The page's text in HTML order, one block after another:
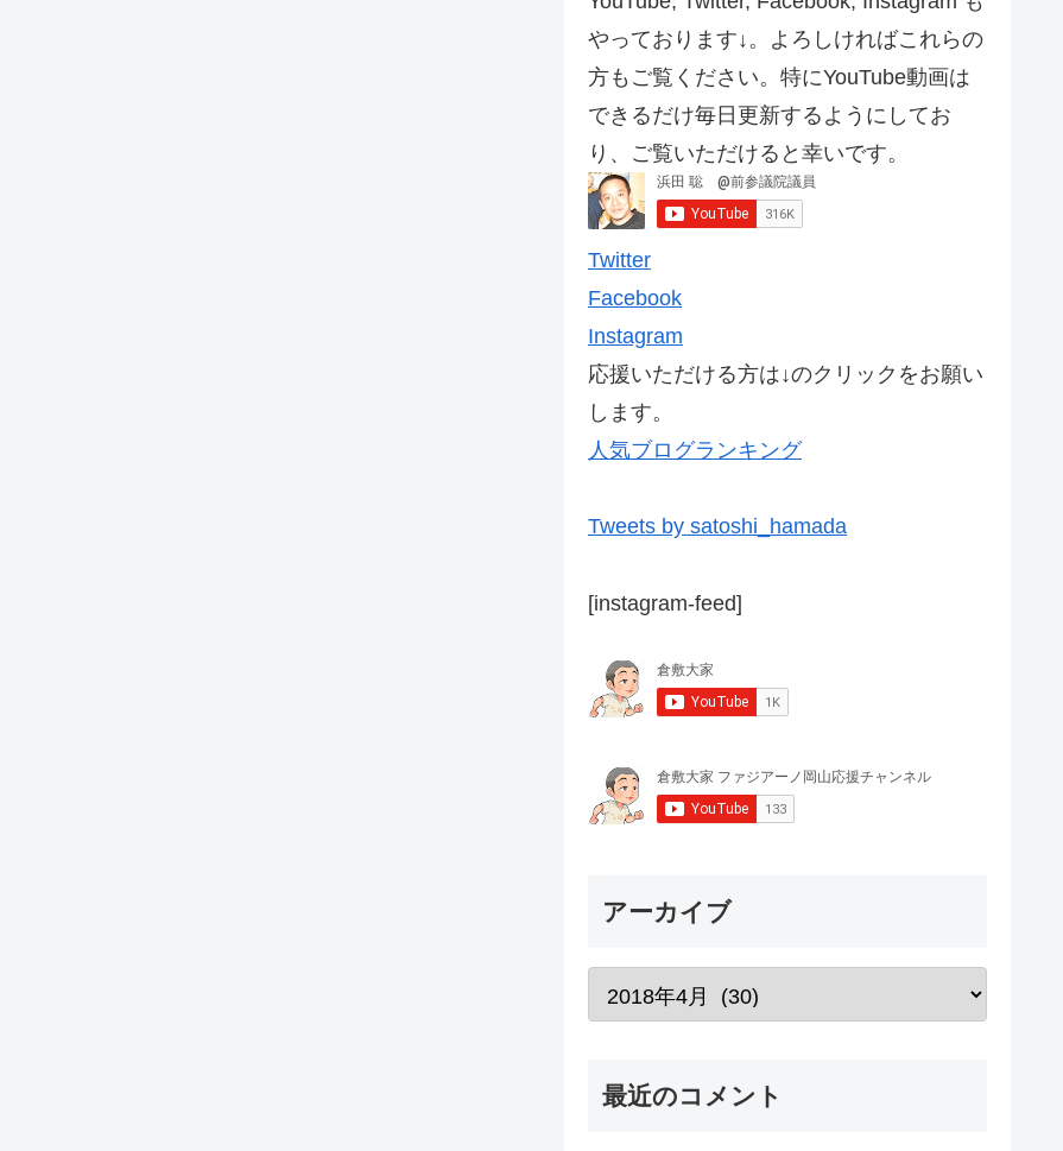
やっております↓。よろしければこれらの
方もご覧ください。特にYouTube動画は
できるだけ毎日更新するようにしてお
り、ご覧いただけると幸いです。
Twitter
Facebook
Instagram
応援いただける方は↓のクリックをお願い
します。
人気ブログランキング
Tweets by satoshi_hamada
[instagram-feed]
アーカイブ
最近のコメント